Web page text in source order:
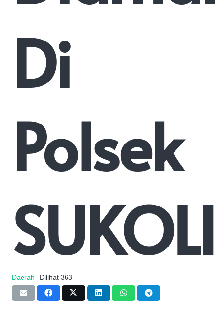
Di
Polsek
Daerah Dilihat 363